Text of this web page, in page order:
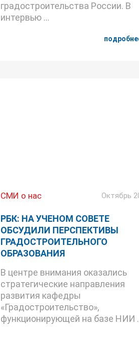
градостроительства России. В
интервью ...
СМИ о нас Октябрь
РБК: НА УЧЕНОМ СОВЕТЕ
ОБСУДИЛИ ПЕРСПЕКТИВЫ
ГРАДОСТРОИТЕЛЬНОГО
ОБРАЗОВАНИЯ
В центре внимания оказались
стратегические направления
развития кафедры
«Градостроительство»,
функционирующей на базе НИИ